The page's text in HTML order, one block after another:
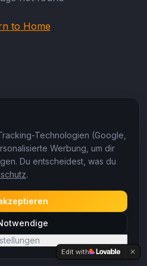
to Home
Technologien (Google,
Werbung, um dir
Du entscheidest, was du
.
Edit with